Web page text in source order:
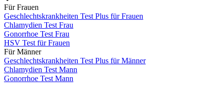
Für Frauen
Geschlechtskrankheiten Test Plus für Frauen
Chlamydien Test Frau
Gonorrhoe Test Frau
HSV Test für Frauen
Für Männer
Geschlechtskrankheiten Test Plus für Männer
Chlamydien Test Mann
Gonorrhoe Test Mann